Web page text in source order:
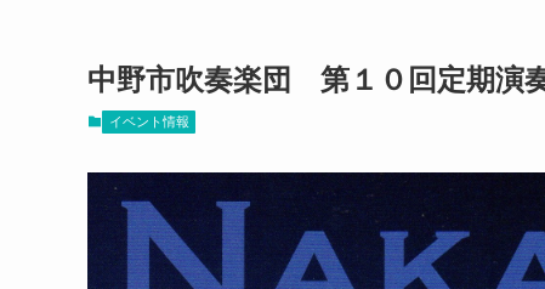
中野市吹奏楽団 第１０回定期演
イベント情報